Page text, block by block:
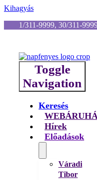
Kihagyás
1/311-9999, 30/311-
Toggle
Navigation
Keresés
Hírek
Előadások
Váradi
Tibor